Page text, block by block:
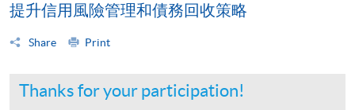
提升信用風險管理和債務回收策略
Share Print
Thanks for your participation!